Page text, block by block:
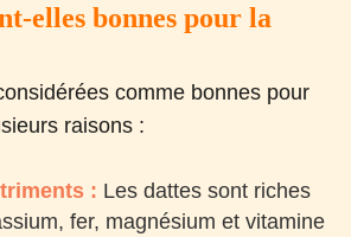
elles bonnes pour la
comme bonnes pour
raisons :
: Les dattes sont riches
fer, magnésium et vitamine